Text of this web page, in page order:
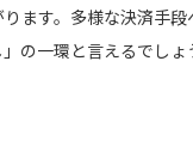
ます。多様な決済手
の一環と言えるでしょ